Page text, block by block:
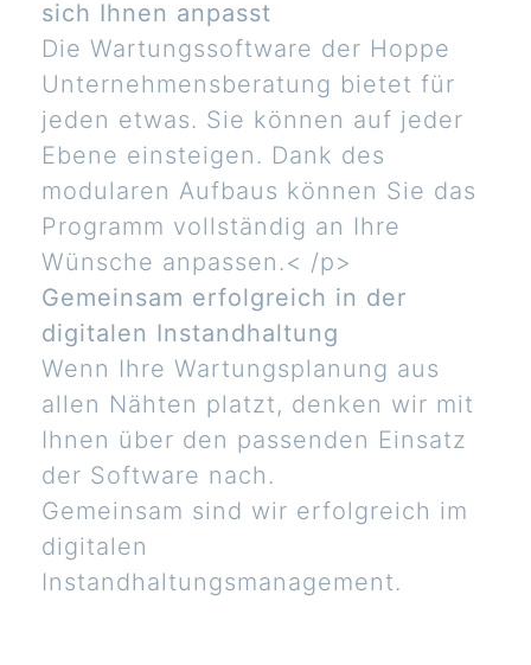
sich Ihnen anpasst
Die Wartungssoftware der Hoppe
Unternehmensberatung bietet für
jeden etwas. Sie können auf jeder
Ebene einsteigen. Dank des
modularen Aufbaus können Sie das
Programm vollständig an Ihre
Wünsche anpassen.< /p>
Gemeinsam erfolgreich in der
digitalen Instandhaltung
Wenn Ihre Wartungsplanung aus
allen Nähten platzt, denken wir mit
Ihnen über den passenden Einsatz
der Software nach.
Gemeinsam sind wir erfolgreich im
digitalen
Instandhaltungsmanagement.